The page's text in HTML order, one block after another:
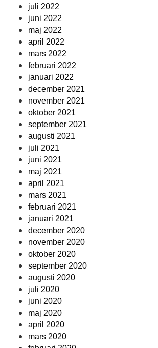
juli 2022
juni 2022
maj 2022
april 2022
mars 2022
februari 2022
januari 2022
december 2021
november 2021
oktober 2021
september 2021
augusti 2021
juli 2021
juni 2021
maj 2021
april 2021
mars 2021
februari 2021
januari 2021
december 2020
november 2020
oktober 2020
september 2020
augusti 2020
juli 2020
juni 2020
maj 2020
april 2020
mars 2020